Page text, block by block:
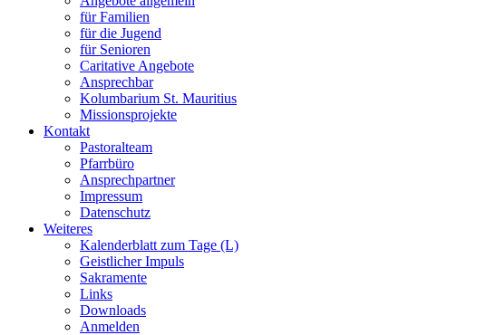
für Familien
für die Jugend
für Senioren
Caritative Angebote
Ansprechbar
Kolumbarium St. Mauritius
Missionsprojekte
Kontakt
Pastoralteam
Pfarrbüro
Ansprechpartner
Impressum
Datenschutz
Weiteres
Kalenderblatt zum Tage (L)
Geistlicher Impuls
Sakramente
Links
Downloads
Anmelden